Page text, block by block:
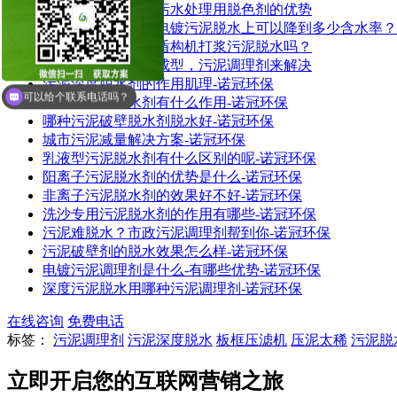
诺冠环保为您讲解污水处理用脱色剂的优势
污泥调理剂使用在电镀污泥脱水上可以降到多少含水率？
污泥调理剂能用在盾构机打浆污泥脱水吗？
板框压滤机压泥不成型，污泥调理剂来解决
污泥深度脱水剂的作用肌理-诺冠环保
阳离子污泥脱水剂有什么作用-诺冠环保
哪种污泥破壁脱水剂脱水好-诺冠环保
城市污泥减量解决方案-诺冠环保
乳液型污泥脱水剂有什么区别的呢-诺冠环保
阳离子污泥脱水剂的优势是什么-诺冠环保
非离子污泥脱水剂的效果好不好-诺冠环保
洗沙专用污泥脱水剂的作用有哪些-诺冠环保
污泥难脱水？市政污泥调理剂帮到你-诺冠环保
污泥破壁剂的脱水效果怎么样-诺冠环保
电镀污泥调理剂是什么-有哪些优势-诺冠环保
深度污泥脱水用哪种污泥调理剂-诺冠环保
在线咨询 免费电话
标签：
污泥调理剂 污泥深度脱水 板框压滤机 压泥太稀 污泥脱
立即开启您的互联网营销之旅
可以给个联系电话吗？